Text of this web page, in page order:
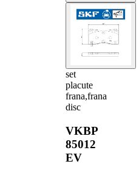
set
placute
frana,frana
disc
VKBP
85012
EV